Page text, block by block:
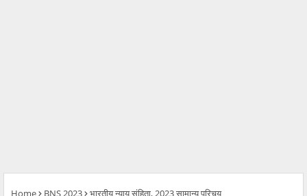
Home BNS 2023 भारतीय न्याय संहिता, 2023 सामान्य परिचय